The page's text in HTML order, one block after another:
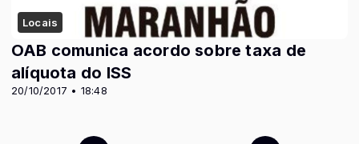
Locais
20/10/2017 • 18:48
OAB comunica acordo sobre taxa de
alíquota do ISS